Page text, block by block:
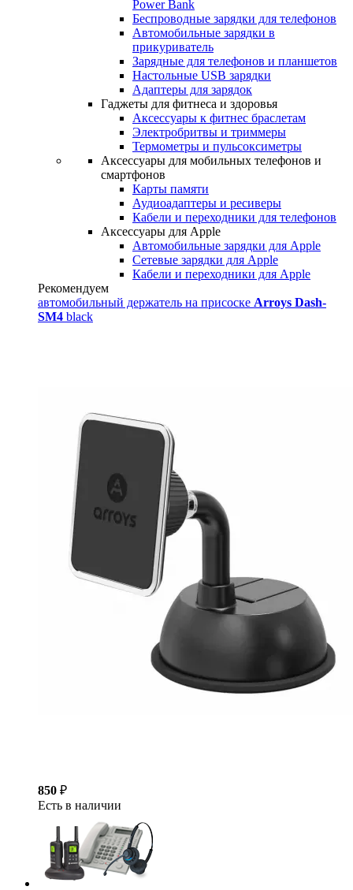
Power Bank
Беспроводные зарядки для телефонов
Автомобильные зарядки в
прикуриватель
Зарядные для телефонов и планшетов
Настольные USB зарядки
Адаптеры для зарядок
Гаджеты для фитнеса и здоровья
Аксессуары к фитнес браслетам
Электробритвы и триммеры
Термометры и пульсоксиметры
Аксессуары для мобильных телефонов и
смартфонов
Карты памяти
Аудиоадаптеры и ресиверы
Кабели и переходники для телефонов
Аксессуары для Apple
Автомобильные зарядки для Apple
Сетевые зарядки для Apple
Кабели и переходники для Apple
Рекомендуем
автомобильный держатель на присоске Arroys Dash-
SM4 black
850 ₽
Есть в наличии